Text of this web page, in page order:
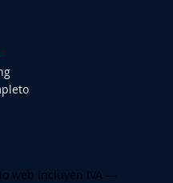
web incluyen IVA —